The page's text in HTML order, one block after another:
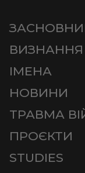
ВИЗНАННЯ
ІМЕНА
НОВИНИ
ТРАВМА
ПРОЄКТИ
STUDIES